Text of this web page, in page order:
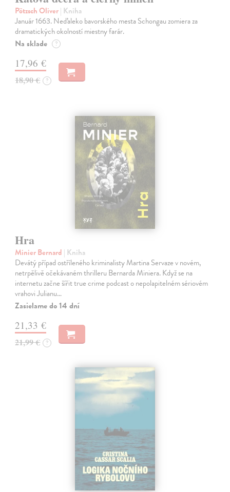
Pötzsch Oliver| Kniha
Január 1663. Neďaleko bavorského mesta Schongau zomiera za
dramatických okolností miestny farár.
Na sklade ?
17,96 €
18,90 € ?
Hra
Minier Bernard | Kniha
Devátý případ ostříleného kriminalisty Martina Servaze v novém,
netrpělivě očekávaném thrilleru Bernarda Miniera. Když se na
internetu začne šířit true crime podcast o nepolapitelném sériovém
vrahovi Julianu…
Zasielame do 14 dní
21,33 €
21,99 € ?